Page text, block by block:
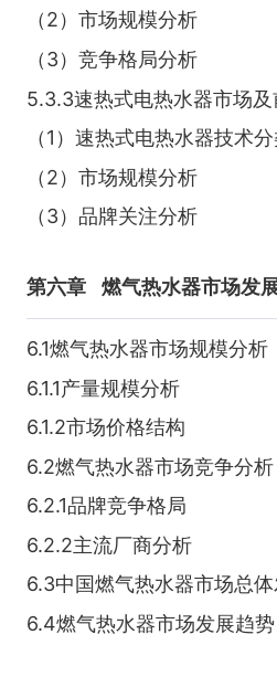
（2）市场规模分析
（3）竞争格局分析
5.3.3速热式电热水器市场
（1）速热式电热水器技术
（2）市场规模分析
（3）品牌关注分析
第六章 燃气热水器市场发
6.1燃气热水器市场规模分析
6.1.1产量规模分析
6.1.2市场价格结构
6.2燃气热水器市场竞争分析
6.2.1品牌竞争格局
6.2.2主流厂商分析
6.3中国燃气热水器市场总
6.4燃气热水器市场发展趋势